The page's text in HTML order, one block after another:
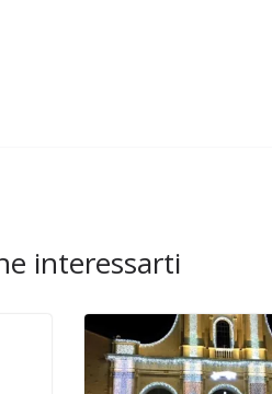
interessarti
EVIDENZA
IL PENSIERO
POLITICA TESTI